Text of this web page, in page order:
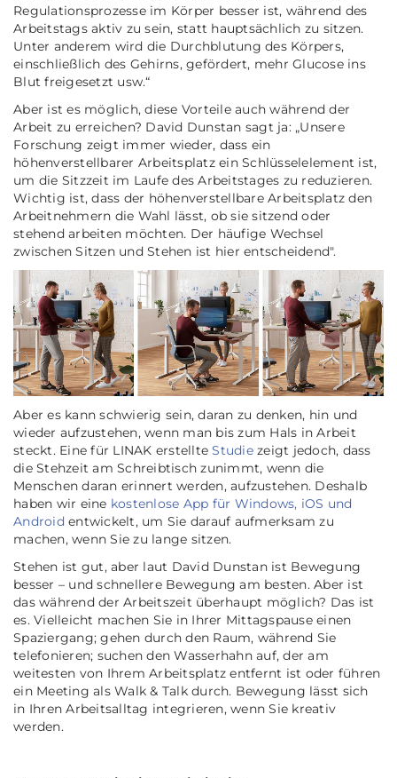
Regulationsprozesse im Körper besser ist, während des
Arbeitstags aktiv zu sein, statt hauptsächlich zu sitzen.
Unter anderem wird die Durchblutung des Körpers,
einschließlich des Gehirns, gefördert, mehr Glucose ins
Blut freigesetzt usw.“
Aber ist es möglich, diese Vorteile auch während der
Arbeit zu erreichen? David Dunstan sagt ja: „Unsere
Forschung zeigt immer wieder, dass ein
höhenverstellbarer Arbeitsplatz ein Schlüsselelement ist,
um die Sitzzeit im Laufe des Arbeitstages zu reduzieren.
Wichtig ist, dass der höhenverstellbare Arbeitsplatz den
Arbeitnehmern die Wahl lässt, ob sie sitzend oder
stehend arbeiten möchten. Der häufige Wechsel
zwischen Sitzen und Stehen ist hier entscheidend".
Aber es kann schwierig sein, daran zu denken, hin und
wieder aufzustehen, wenn man bis zum Hals in Arbeit
steckt. Eine für LINAK erstellteStudiezeigt jedoch, dass
die Stehzeit am Schreibtisch zunimmt, wenn die
Menschen daran erinnert werden, aufzustehen. Deshalb
haben wir eine kostenlose App für Windows, iOS und
Android entwickelt, um Sie darauf aufmerksam zu
machen, wenn Sie zu lange sitzen.
Stehen ist gut, aber laut David Dunstan ist Bewegung
besser – und schnellere Bewegung am besten. Aber ist
das während der Arbeitszeit überhaupt möglich? Das ist
es. Vielleicht machen Sie in Ihrer Mittagspause einen
Spaziergang; gehen durch den Raum, während Sie
telefonieren; suchen den Wasserhahn auf, der am
weitesten von Ihrem Arbeitsplatz entfernt ist oder führen
ein Meeting als Walk & Talk durch. Bewegung lässt sich
in Ihren Arbeitsalltag integrieren, wenn Sie kreativ
werden.